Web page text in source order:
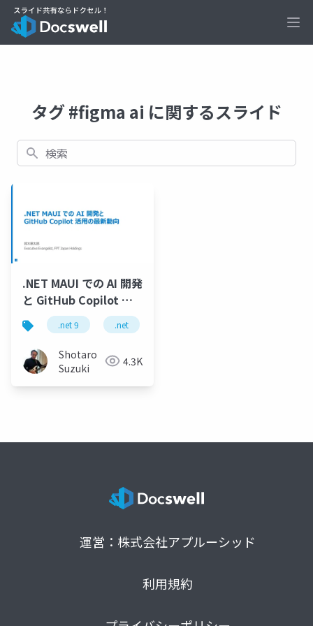
タグ #figma ai に関するスライド
検索
.NET MAUI での AI 開発
と GitHub Copilot 活
用の最新動向
.net 9 .net
Shotaro
Suzuki
4.3K
運営：株式会社アプルーシッド
利用規約